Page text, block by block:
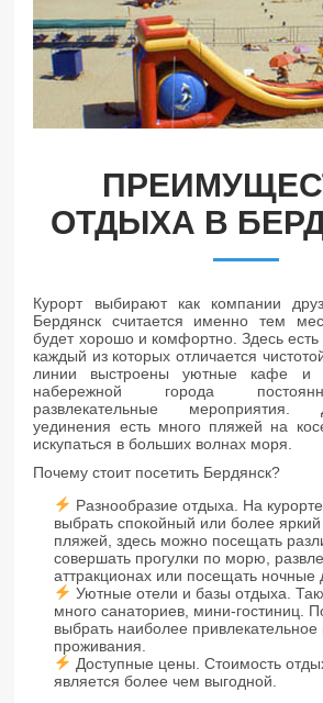
ОТДЫХА В
Курорт выбирают как компании
Бердянск считается именно тем
будет хорошо и комфортно. Здесь есть
каждый из которых отличается
линии выстроены уютные кафе и
набережной города
развлекательные
уединения есть много пляжей на
искупаться в больших волнах моря.
Почему стоит посетить Бердянск?
Разнообразие отдыха. На
выбрать спокойный или более яркий
пляжей, здесь можно посещать
совершать прогулки по морю,
аттракционах или посещать ночные
Уютные отели и базы отдыха.
много санаториев, мини-гостиниц.
выбрать наиболее привлекательное
проживания.
Доступные цены. Стоимость
является более чем выгодной.